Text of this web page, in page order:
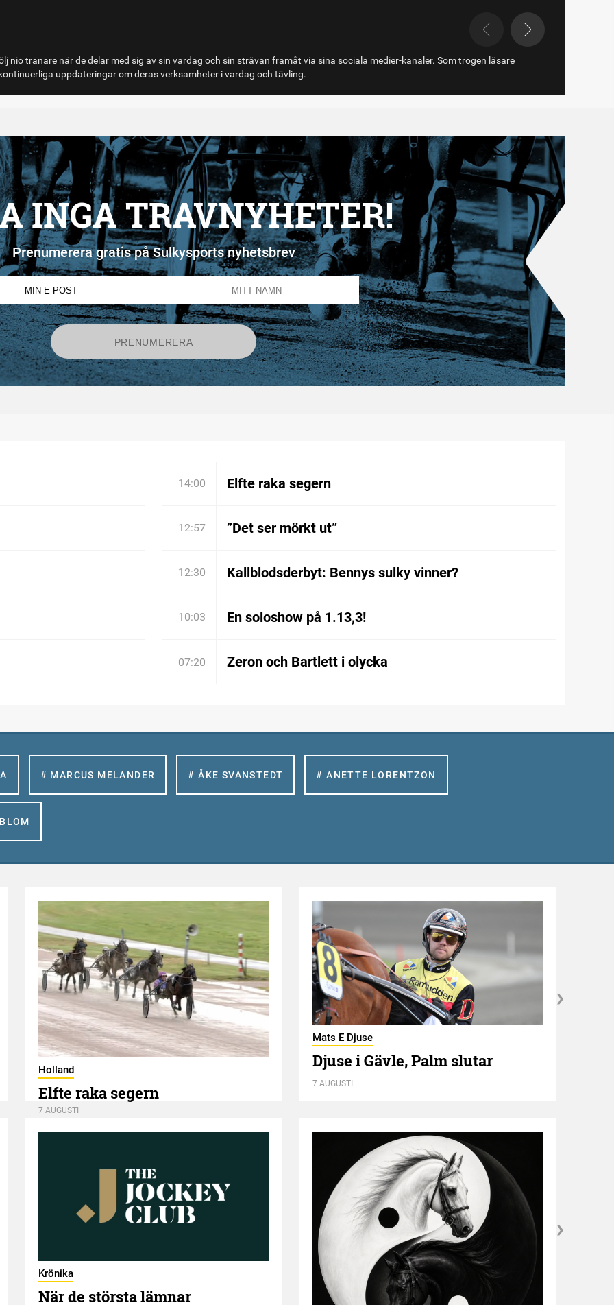
tränare när de delar med sig av sin vardag och sin strävan framåt via sina sociala medier-kanaler. Som trogen läsare
uppdateringar om deras verksamheter i vardag och tävling.
INGA TRAVNYHETER!
Prenumerera gratis på Sulkysports nyhetsbrev
14:00 Elfte raka segern
12:57 ”Det ser mörkt ut”
12:30 Kallblodsderbyt: Bennys sulky vinner?
10:03 En soloshow på 1.13,3!
07:20 Zeron och Bartlett i olycka
# MARCUS MELANDER # ÅKE SVANSTEDT # ANETTE LORENTZON
Holland
Elfte raka segern
7 AUGUSTI
Mats E Djuse
Djuse i Gävle, Palm slutar
7 AUGUSTI
Krönika
När de största lämnar